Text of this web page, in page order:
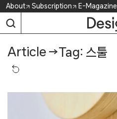
Skip
content
About Subscription E-Magazine
Article →Tag: 스툴